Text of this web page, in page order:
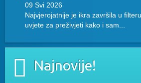
09 Svi 2026
Najvjerojatnije je ikra završila u
uvjete za preživjeti kako i sam...
Najnovije!